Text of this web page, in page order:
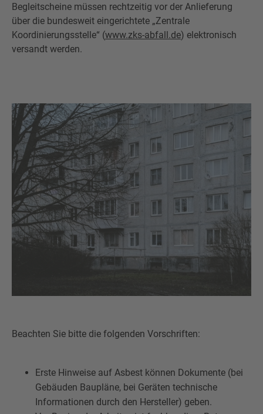
Begleitscheine müssen rechtzeitig vor der Anlieferung
über die bundesweit eingerichtete „Zentrale
Koordinierungsstelle“ (www.zks-abfall.de) elektronisch
versandt werden.
Beachten Sie bitte die folgenden Vorschriften:
Erste Hinweise auf Asbest können Dokumente (bei
Gebäuden Baupläne, bei Geräten technische
Informationen durch den Hersteller) geben.